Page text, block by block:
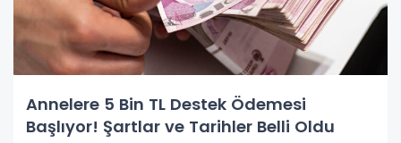
Annelere 5 Bin TL Destek Ödemesi
Başlıyor! Şartlar ve Tarihler Belli Oldu